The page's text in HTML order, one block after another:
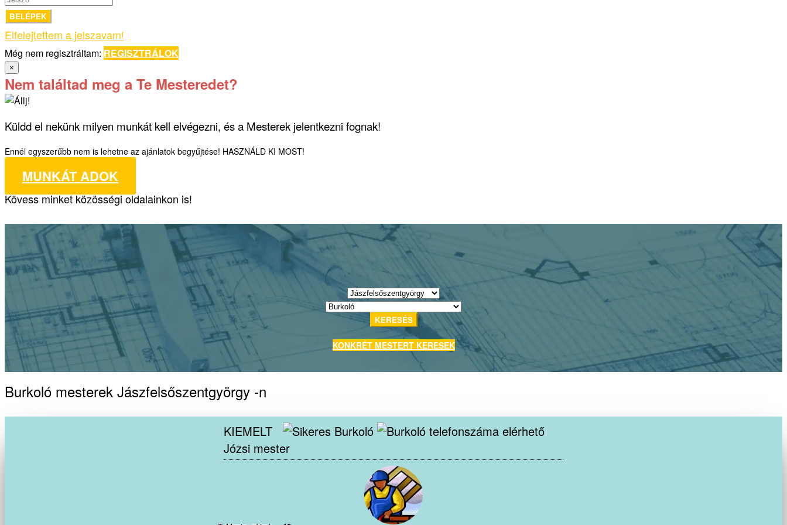
BELÉPEK
Elfelejtettem a jelszavam!
Még nem regisztráltam: REGISZTRÁLOK
×
Nem találtad meg a Te Mesteredet?
Küldd el nekünk milyen munkát kell elvégezni, és a Mesterek jelentkezni fognak!
Ennél egyszerűbb nem is lehetne az ajánlatok begyűjtése! HASZNÁLD KI MOST!
MUNKÁT ADOK
Kövess minket közösségi oldalainkon is!
KERESÉS
KONKRÉT MESTERT KERESEK
Burkoló mesterek Jászfelsőszentgyörgy -n
KIEMELT
Józsi mester